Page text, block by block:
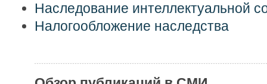
Наследование интеллектуальной
Налогообложение наследства